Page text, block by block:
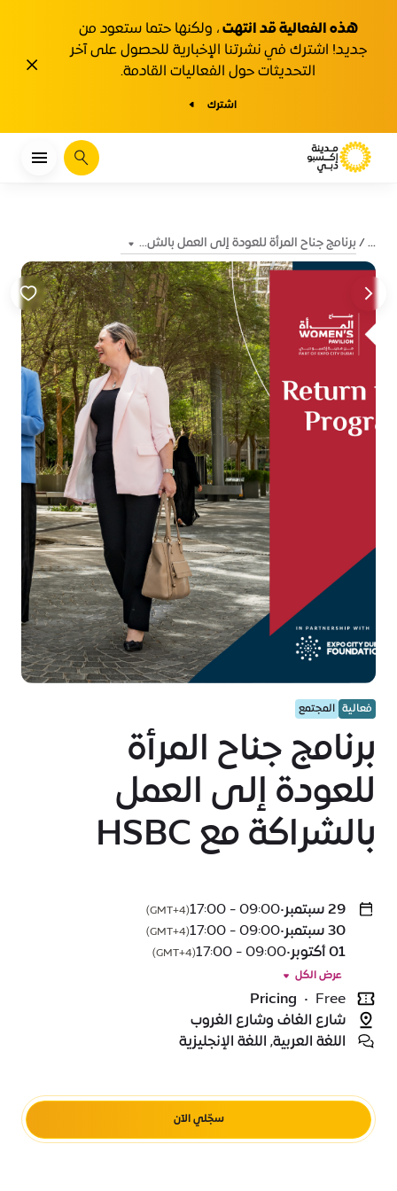
هذه الفعالية قد انتهت ، ولكنها حتما ستعود من
جديد! اشترك في نشرتنا الإخبارية للحصول على آخر
التحديثات حول الفعاليات القادمة.
اشترك
يبحث
... برنامج جناح المرأة للعودة إلى العمل بالش...
فعالية المجتمع
برنامج جناح المرأة
للعودة إلى العمل
بالشراكة مع HSBC
29 سبتمبر •
09:00 - 17:00
(GMT+4)
30 سبتمبر •
09:00 - 17:00
(GMT+4)
01 أكتوبر •
09:00 - 17:00
(GMT+4)
عرض الكل
Pricing • Free
شارع الغاف وشارع الغروب
اللغة العربية, اللغة الإنجليزية
سجّلي الآن